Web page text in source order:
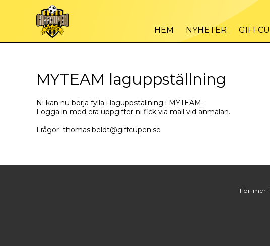
HEM NYHETER
MYTEAM laguppställning
Ni kan nu börja fylla i laguppställning i MYTEAM.
Logga in med era uppgifter ni fick via mail vid anmälan.
Frågor thomas.beldt@giffcupen.se
För mer